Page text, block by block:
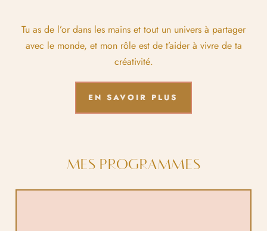
Tu as de l’or dans les mains et tout un univers à partager
avec le monde, et mon rôle est de t’aider à vivre de ta
créativité.
EN SAVOIR PLUS
MES PROGRAMMES